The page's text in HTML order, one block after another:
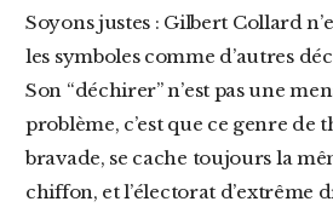
Soyons justes : Gilbert Collard n’est pas un idéologue, c’est un artisan du scandale. Il découpe
les symboles comme d’autres
Son “déchirer” n’est pas une
problème, c’est que ce genre de
bravade, se cache toujours la
chiffon, et l’électorat